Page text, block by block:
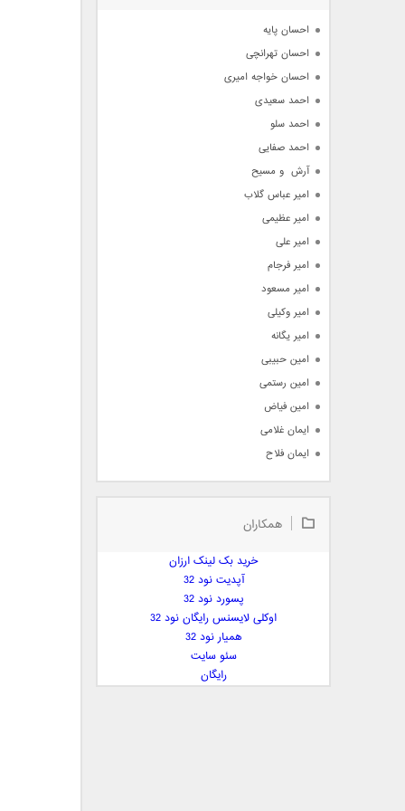
احسان پایه
احسان تهرانچی
احسان خواجه امیری
احمد سعیدی
احمد سلو
احمد صفایی
آرش  و مسیح
امیر عباس گلاب
امیر عظیمی
امیر علی
امیر فرجام
امیر مسعود
امیر وکیلی
امیر یگانه
امین حبیبی
امین رستمی
امین فیاض
ایمان غلامی
ایمان فلاح
بابک جهانبخش
بابک مافی
بهنام صفوی
پارسا چیلیک
همکاران
خرید بک لینک ارزان
آپدیت نود 32
پسورد نود 32
اوکلی لایسنس رایگان نود 32
همیار نود 32
سئو سایت
رایگان